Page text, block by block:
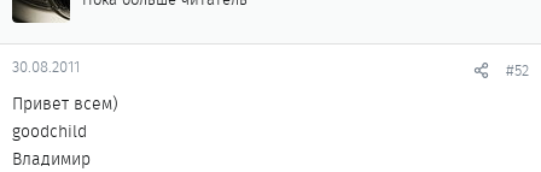
30.08.2011 #52
Привет всем)
goodchild
Владимир